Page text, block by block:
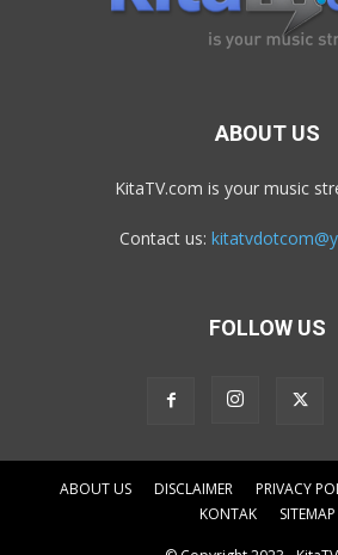
ABOUT US
KitaTV.com is your music
Contact us:
FOLLOW US
ABOUT US DISCLAIMER PRIVACY
KONTAK
SITEMAP